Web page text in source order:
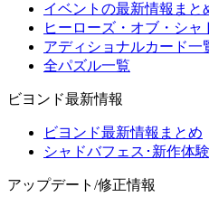
イベントの最新情報まと
ヒーローズ・オブ・シ
アディショナルカード一
全パズル一覧
ビヨンド最新情報
ビヨンド最新情報まとめ
シャドバフェス･新作体
アップデート/修正情報